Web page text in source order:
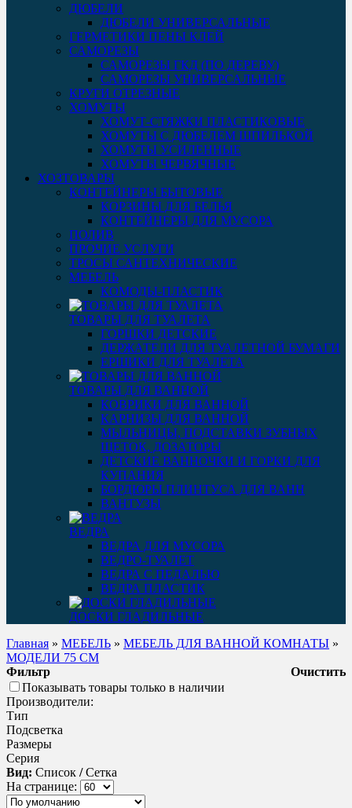
ДЮБЕЛИ
ДЮБЕЛИ УНИВЕРСАЛЬНЫЕ
ГЕРМЕТИКИ ПЕНЫ КЛЕЙ
САМОРЕЗЫ
САМОРЕЗЫ ГКД (ПО ДЕРЕВУ)
САМОРЕЗЫ УНИВЕРСАЛЬНЫЕ
КРУГИ ОТРЕЗНЫЕ
ХОМУТЫ
ХОМУТ-СТЯЖКИ ПЛАСТИКОВЫЕ
ХОМУТЫ С ДЮБЕЛЕМ ШПИЛЬКОЙ
ХОМУТЫ УСИЛЕННЫЕ
ХОМУТЫ ЧЕРВЯЧНЫЕ
ХОЗТОВАРЫ
КОНТЕЙНЕРЫ БЫТОВЫЕ
КОРЗИНЫ ДЛЯ БЕЛЬЯ
КОНТЕЙНЕРЫ ДЛЯ МУСОРА
ПОЛИВ
ПРОЧИЕ УСЛУГИ
ТРОСЫ САНТЕХНИЧЕСКИЕ
МЕБЕЛЬ
КОМОДЫ-ПЛАСТИК
ТОВАРЫ ДЛЯ ТУАЛЕТА
ГОРШКИ ДЕТСКИЕ
ДЕРЖАТЕЛИ ДЛЯ ТУАЛЕТНОЙ БУМАГИ
ЕРШИКИ ДЛЯ ТУАЛЕТА
ТОВАРЫ ДЛЯ ВАННОЙ
КОВРИКИ ДЛЯ ВАННОЙ
КАРНИЗЫ ДЛЯ ВАННОЙ
МЫЛЬНИЦЫ, ПОДСТАВКИ ЗУБНЫХ
ЩЕТОК, ДОЗАТОРЫ
ДЕТСКИЕ ВАННОЧКИ И ГОРКИ ДЛЯ
КУПАНИЯ
БОРДЮРЫ ПЛИНТУСА ДЛЯ ВАНН
ВАНТУЗЫ
ВЕДРА
ВЕДРА ДЛЯ МУСОРА
ВЕДРО-ТУАЛЕТ
ВЕДРА С ПЕДАЛЬЮ
ВЕДРА ПЛАСТИК
ДОСКИ ГЛАДИЛЬНЫЕ
Главная » МЕБЕЛЬ » МЕБЕЛЬ ДЛЯ ВАННОЙ КОМНАТЫ »
МОДЕЛИ 75 СМ
Фильтр
Очистить
Показывать товары только в наличии
Производители:
Тип
Подсветка
Размеры
Серия
Вид: Список / Сетка
На странице: